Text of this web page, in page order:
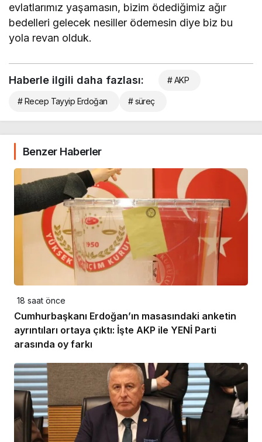
evlatlarımız yaşamasın, bizim ödediğimiz ağır
bedelleri gelecek nesiller ödemesin diye biz bu
yola revan olduk.
Haberle ilgili daha fazlası: # AKP
# Recep Tayyip Erdoğan # süreç
Benzer Haberler
18 saat önce
Cumhurbaşkanı Erdoğan’ın masasındaki anketin
ayrıntıları ortaya çıktı: İşte AKP ile YENİ Parti
arasında oy farkı